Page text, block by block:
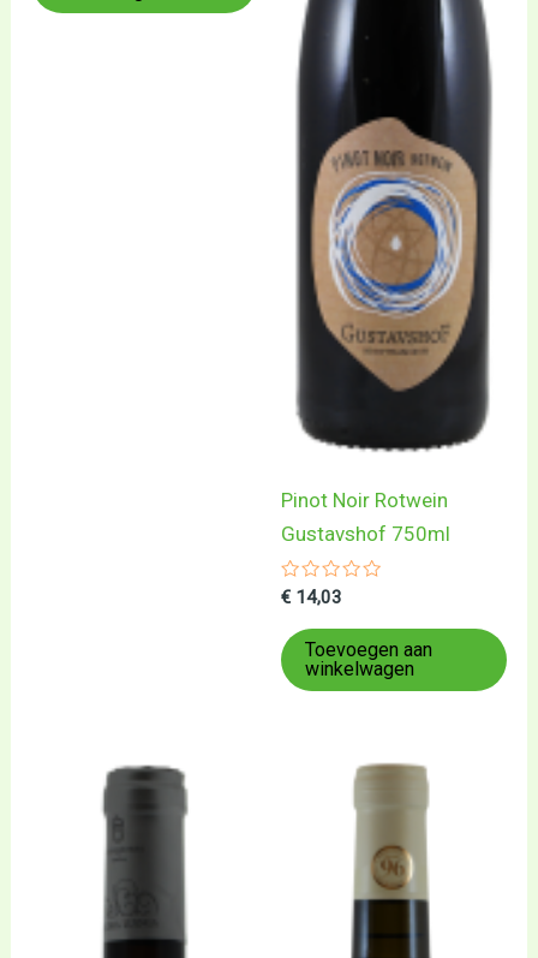
Pinot Noir Rotwein
Gustavshof 750ml
Gewaardeerd
uit
5
€ 14,03
Toevoegen aan
winkelwagen